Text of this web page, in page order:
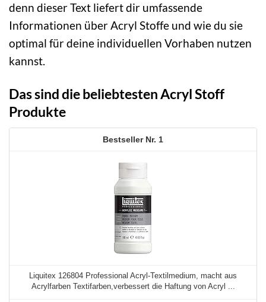
denn dieser Text liefert dir umfassende
Informationen über Acryl Stoffe und wie du sie
optimal für deine individuellen Vorhaben nutzen
kannst.
Das sind die beliebtesten Acryl Stoff
Produkte
1
Liquitex 126804 Professional Acryl-Textilmedium, macht aus
Acrylfarben Textifarben,verbessert die Haftung von Acryl ...